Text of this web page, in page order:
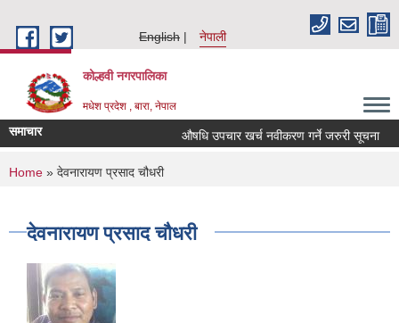
English
नेपाली
कोल्हवी नगरपालिका
मधेश प्रदेश , बारा, नेपाल
समाचार औषधि उपचार खर्च नवीकरण गर्ने जरुरी सूचना
You are here
Home » देवनारायण प्रसाद चौधरी
देवनारायण प्रसाद चौधरी